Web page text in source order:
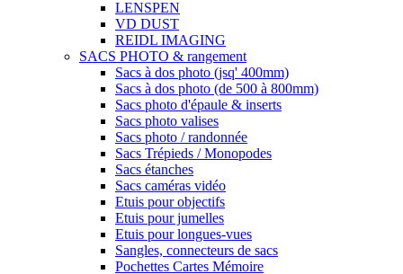
LENSPEN
VD DUST
REIDL IMAGING
SACS PHOTO & rangement
Sacs à dos photo (jsq' 400mm)
Sacs à dos photo (de 500 à 800mm)
Sacs photo d'épaule & inserts
Sacs photo valises
Sacs photo / randonnée
Sacs Trépieds / Monopodes
Sacs étanches
Sacs caméras vidéo
Etuis pour objectifs
Etuis pour jumelles
Etuis pour longues-vues
Sangles, connecteurs de sacs
Pochettes Cartes Mémoire